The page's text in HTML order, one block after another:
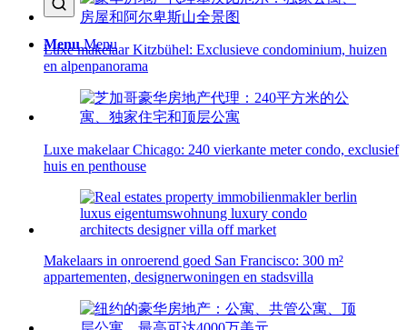
Menu Menu
Luxe makelaar Kitzbühel: Exclusieve condominium, huizen
en alpenpanorama
Luxe makelaar Chicago: 240 vierkante meter condo, exclusief
huis en penthouse
Makelaars in onroerend goed San Francisco: 300 m²
appartementen, designerwoningen en stadsvilla